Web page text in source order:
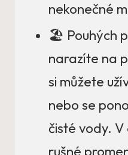
nekonečné
🏖️ Pouhých
narazíte na
si můžete
nebo se
čisté vody.
rušné